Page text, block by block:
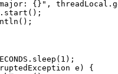
{}" ,
1 );
e) {